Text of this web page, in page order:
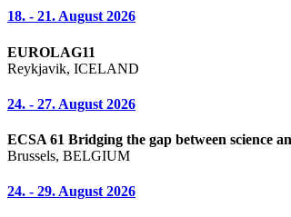
18. - 21. August 2026
EUROLAG11
Reykjavik, ICELAND
24. - 27. August 2026
ECSA 61 Bridging the gap between science
Brussels, BELGIUM
24. - 29. August 2026